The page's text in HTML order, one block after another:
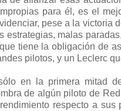
para él, es el
pese a la victoria
malas
tiene la obligación de
pilotos, y un Leclerc
en la primera mitad
de algún piloto de
respecto a